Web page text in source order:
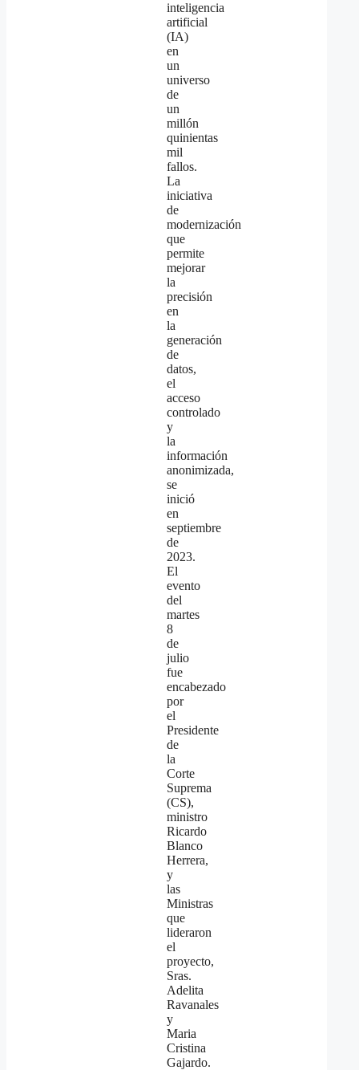
inteligencia
artificial
(IA)
en
un
universo
de
un
millón
quinientas
mil
fallos.
La
iniciativa
de
modernización
que
permite
mejorar
la
precisión
en
la
generación
de
datos,
el
acceso
controlado
y
la
información
anonimizada,
se
inició
en
septiembre
de
2023.
El
evento
del
martes
8
de
julio
fue
encabezado
por
el
Presidente
de
la
Corte
Suprema
(CS),
ministro
Ricardo
Blanco
Herrera,
y
las
Ministras
que
lideraron
el
proyecto,
Sras.
Adelita
Ravanales
y
Maria
Cristina
Gajardo.